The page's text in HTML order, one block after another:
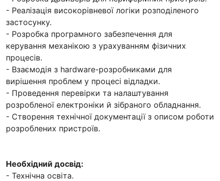
- Реалізація високорівневої логіки розподіленого
застосунку.
- Розробка програмного забезпечення для
керування механікою з урахуванням фізичних
процесів.
- Взаємодія з hardware-розробниками для
вирішення проблем у процесі відладки.
- Проведення перевірки та налаштування
розробленої електроніки й зібраного обладнання.
- Створення технічної документації з описом роботи
розроблених пристроїв.
Необхідний досвід:
- Технічна освіта.